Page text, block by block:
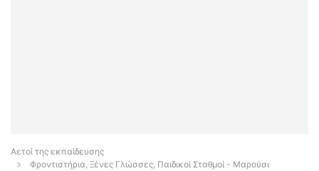
Αετοί της εκπαίδευσης
Φροντιστήρια, Ξένες Γλώσσες, Παιδικοί Σταθμοί - Μαρούσι